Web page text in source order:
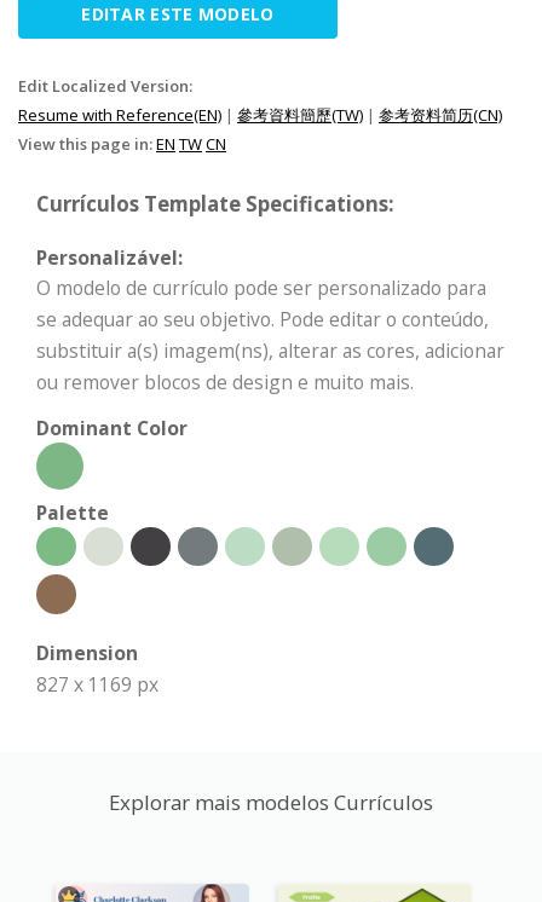
EDITAR ESTE MODELO
Edit Localized Version:
Resume with Reference(EN) | 參考資料簡歷(TW) | 参考资料简历(CN)
View this page in:EN TWCN
Currículos Template Specifications:
Personalizável:
O modelo de currículo pode ser personalizado para
se adequar ao seu objetivo. Pode editar o conteúdo,
substituir a(s) imagem(ns), alterar as cores, adicionar
ou remover blocos de design e muito mais.
Dominant Color
Palette
Dimension
827 x 1169 px
Explorar mais modelos Currículos